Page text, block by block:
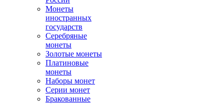
Монеты
иностранных
государств
Серебряные
монеты
Золотые монеты
Платиновые
монеты
Наборы монет
Серии монет
Бракованные